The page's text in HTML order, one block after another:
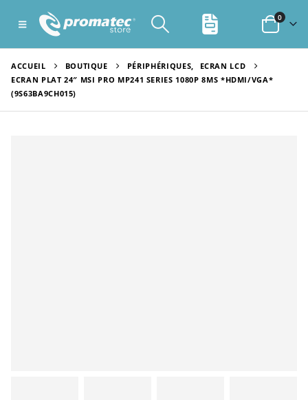
0
ACCUEIL BOUTIQUE PÉRIPHÉRIQUES,
ECRAN LCD
ECRAN PLAT 24″ MSI PRO MP241 SERIES 1080P 8MS *HDMI/VGA*
(9S63BA9CH015)